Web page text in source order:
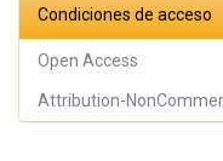
Condiciones de acceso
Open Access
Attribution-